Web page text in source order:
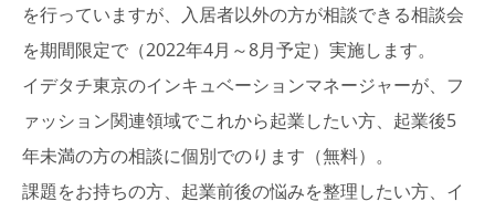
を行っていますが、 入居者以外の方が相談できる相談会
を期間限定で（2022年4月～8月予定）実施します。
イデタチ東京のインキュベーションマネージャーが、フ
ァッション関連領域でこれから起業したい方、起業後5
年未満の方の相談に個別でのります（無料）。
課題をお持ちの方、起業前後の悩みを整理したい方、イ